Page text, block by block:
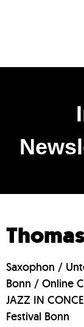
Saxophon /
Bonn / Online
JAZZ IN
Festival Bonn